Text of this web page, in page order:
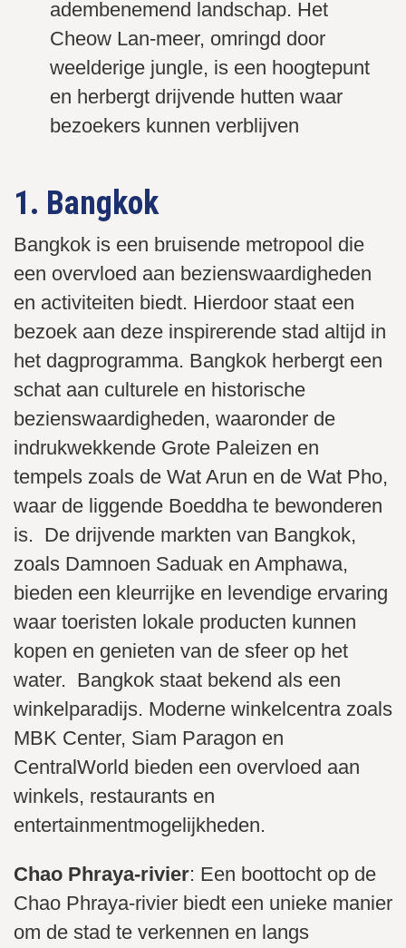
adembenemend landschap. Het
Cheow Lan-meer, omringd door
weelderige jungle, is een hoogtepunt
en herbergt drijvende hutten waar
bezoekers kunnen verblijven
1. Bangkok
Bangkok is een bruisende metropool die
een overvloed aan bezienswaardigheden
en activiteiten biedt. Hierdoor staat een
bezoek aan deze inspirerende stad altijd in
het dagprogramma. Bangkok herbergt een
schat aan culturele en historische
bezienswaardigheden, waaronder de
indrukwekkende Grote Paleizen en
tempels zoals de Wat Arun en de Wat Pho,
waar de liggende Boeddha te bewonderen
is. De drijvende markten van Bangkok,
zoals Damnoen Saduak en Amphawa,
bieden een kleurrijke en levendige ervaring
waar toeristen lokale producten kunnen
kopen en genieten van de sfeer op het
water. Bangkok staat bekend als een
winkelparadijs. Moderne winkelcentra zoals
MBK Center, Siam Paragon en
CentralWorld bieden een overvloed aan
winkels, restaurants en
entertainmentmogelijkheden.
Chao Phraya-rivier: Een boottocht op de
Chao Phraya-rivier biedt een unieke manier
om de stad te verkennen en langs